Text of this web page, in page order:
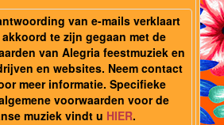
van e-mails verklaart
te zijn gegaan met de
van Alegria feestmuziek en
en websites. Neem contact
meer informatie. Specifieke
voorwaarden voor de
muziek vindt u HIER.